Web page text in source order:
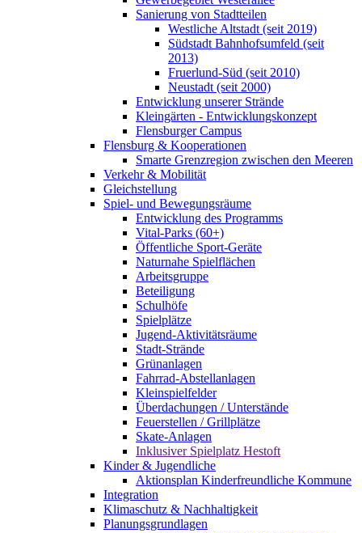
Sanierung von Stadtteilen
Westliche Altstadt (seit 2019)
Südstadt Bahnhofsumfeld (seit
2013)
Fruerlund-Süd (seit 2010)
Neustadt (seit 2000)
Entwicklung unserer Strände
Kleingärten - Entwicklungskonzept
Flensburger Campus
Flensburg & Kooperationen
Smarte Grenzregion zwischen den Meeren
Verkehr & Mobilität
Gleichstellung
Spiel- und Bewegungsräume
Entwicklung des Programms
Vital-Parks (60+)
Öffentliche Sport-Geräte
Naturnahe Spielflächen
Arbeitsgruppe
Beteiligung
Schulhöfe
Spielplätze
Jugend-Aktivitätsräume
Stadt-Strände
Grünanlagen
Fahrrad-Abstellanlagen
Kleinspielfelder
Überdachungen / Unterstände
Feuerstellen / Grillplätze
Skate-Anlagen
Inklusiver Spielplatz Hestoft
Kinder & Jugendliche
Aktionsplan Kinderfreundliche Kommune
Integration
Klimaschutz & Nachhaltigkeit
Planungsgrundlagen